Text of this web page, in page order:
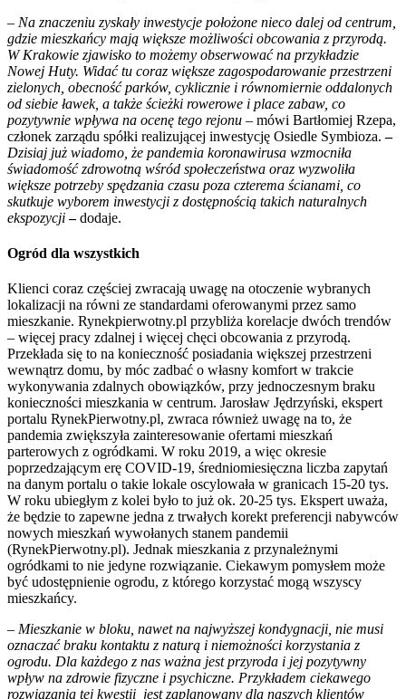
– Na znaczeniu zyskały inwestycje położone nieco dalej od centrum,
gdzie mieszkańcy mają większe możliwości obcowania z przyrodą.
W Krakowie zjawisko to możemy obserwować na przykładzie
Nowej Huty. Widać tu coraz większe zagospodarowanie przestrzeni
zielonych, obecność parków, cyklicznie i równomiernie oddalonych
od siebie ławek, a także ścieżki rowerowe i place zabaw, co
pozytywnie wpływa na ocenę tego rejonu – mówi Bartłomiej Rzepa,
członek zarządu spółki realizującej inwestycję Osiedle Symbioza.–
Dzisiaj już wiadomo, że pandemia koronawirusa wzmocniła
świadomość zdrowotną wśród społeczeństwa oraz wyzwoliła
większe potrzeby spędzania czasu poza czterema ścianami, co
skutkuje wyborem inwestycji z dostępnością takich naturalnych
ekspozycji–dodaje.
Ogród dla wszystkich
Klienci coraz częściej zwracają uwagę na otoczenie wybranych
lokalizacji na równi ze standardami oferowanymi przez samo
mieszkanie. Rynekpierwotny.pl przybliża korelacje dwóch trendów
– więcej pracy zdalnej i więcej chęci obcowania z przyrodą.
Przekłada się to na konieczność posiadania większej przestrzeni
wewnątrz domu, by móc zadbać o własny komfort w trakcie
wykonywania zdalnych obowiązków, przy jednoczesnym braku
konieczności mieszkania w centrum. Jarosław Jędrzyński, ekspert
portalu RynekPierwotny.pl, zwraca również uwagę na to, że
pandemia zwiększyła zainteresowanie ofertami mieszkań
parterowych z ogródkami. W roku 2019, a więc okresie
poprzedzającym erę COVID-19, średniomiesięczna liczba zapytań
na danym portalu o takie lokale oscylowała w granicach 15-20 tys.
W roku ubiegłym z kolei było to już ok. 20-25 tys. Ekspert uważa,
że będzie to zapewne jedna z trwałych korekt preferencji nabywców
nowych mieszkań wywołanych stanem pandemii
(RynekPierwotny.pl). Jednak mieszkania z przynależnymi
ogródkami to nie jedyne rozwiązanie. Ciekawym pomysłem może
być udostępnienie ogrodu, z którego korzystać mogą wszyscy
mieszkańcy.
– Mieszkanie w bloku, nawet na najwyższej kondygnacji, nie musi
oznaczać braku kontaktu z naturą i niemożności korzystania z
ogrodu. Dla każdego z nas ważna jest przyroda i jej pozytywny
wpływ na zdrowie fizyczne i psychiczne. Przykładem ciekawego
rozwiązania tej kwestii jest zaplanowany dla naszych klientów